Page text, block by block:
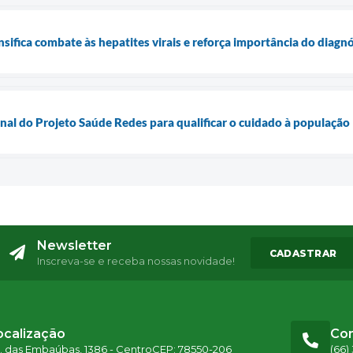
combate às hepatites virais e reforça importância do
do Projeto Saúde Redes para qualificar o cuidado à população
Newsletter
Inscreva-se e receba nossas novidade!
CADASTRAR
das Embaúbas, 1386 - CentroCEP: 78550-206 (66)